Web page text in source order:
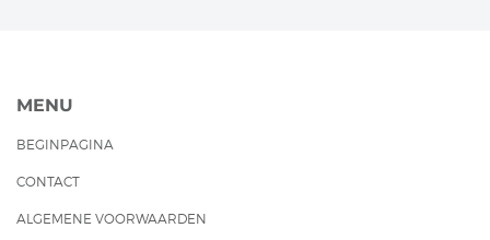
MENU
BEGINPAGINA
CONTACT
ALGEMENE VOORWAARDEN